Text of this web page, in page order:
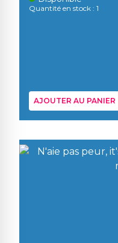
Quantité en stock : 1
AJOUTER AU PANIER